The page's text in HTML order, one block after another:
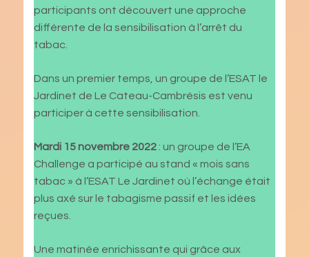
participants ont découvert une approche
différente de la sensibilisation à l’arrêt du
tabac.
Dans un premier temps, un groupe de l’ESAT le
Jardinet de Le Cateau-Cambrésis est venu
participer à cette sensibilisation.
Mardi 15 novembre 2022: un groupe de l’EA
Challenge a participé au stand « mois sans
tabac » à l’ESAT Le Jardinet où l’échange était
plus axé sur le tabagisme passif et les idées
reçues.
Une matinée enrichissante qui grâce aux